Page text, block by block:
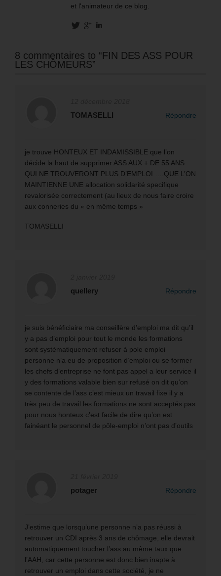
et l'animateur de ce blog.
8 commentaires to “FIN DES ASS POUR
LES CHÔMEURS”
TOMASELLI Répondre
je trouve HONTEUX ET INDAMISSIBLE que l’on
décide la haut de supprimer ASS AUX + DE 55 ANS
QUI NE TROUVERONT PLUS D’EMPLOI ….QUE L’ON
MAINTIENNE UNE allocation solidarité specifique
revalorisée correctement (au lieux de nous faire croire
aux conneries du « en même temps »
TOMASELLI
quellery Répondre
je suis bénéficiaire ma conseillère d’emploi ma dit qu’il
y a pas d’emploi pour tout le monde les formations
sont systématiquement refuser à pole emploi
personne n’a eu de proposition d’emploi ou se former
les chefs d’entreprise ne font pas appel a leur service il
y des formations valable bien sur refusé on dit qu’on
se contente de l’ass c’est mieux un travail fixe il y a
très peu de travail les formations ne sont acceptés pas
pour nous honteux c’est facile de dire qu’on est
fainéant le personnel de pôle-emploi n’ont pas d’outils
potager Répondre
J’estime que lorsqu’une personne n’a pas réussi à
retrouver un CDI après 3 ans de chômage, elle devrait
automatiquement toucher l’ass au même taux que
l’AAH, car cette personne est donc bien inapte à
retrouver un emploi dans cette société, je ne